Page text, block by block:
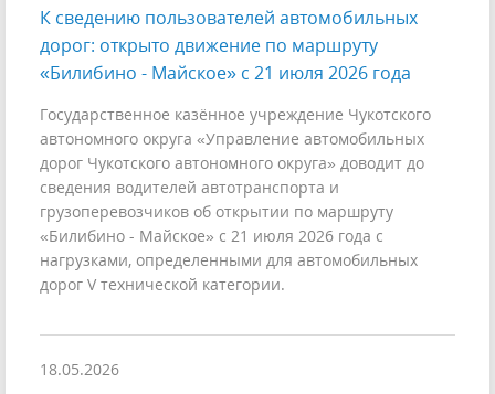
К сведению пользователей автомобильных
дорог: открыто движение по маршруту
«Билибино - Майское» с 21 июля 2026 года
Государственное казённое учреждение Чукотского
автономного округа «Управление автомобильных
дорог Чукотского автономного округа» доводит до
сведения водителей автотранспорта и
грузоперевозчиков об открытии по маршруту
«Билибино - Майское» с 21 июля 2026 года с
нагрузками, определенными для автомобильных
дорог V технической категории.
18.05.2026